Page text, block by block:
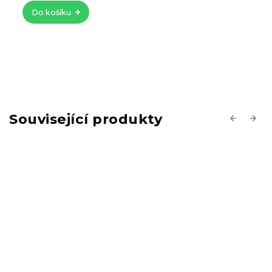
Související produkty Previous
Next